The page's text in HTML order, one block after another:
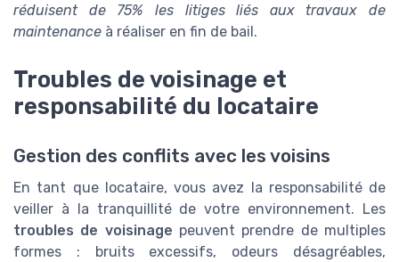
réduisent de 75% les litiges liés aux travaux de
maintenance à réaliser en fin de bail.
Troubles de voisinage et
responsabilité du locataire
Gestion des conflits avec les voisins
En tant que locataire, vous avez la responsabilité de
veiller à la tranquillité de votre environnement. Les
troubles de voisinage peuvent prendre de multiples
formes : bruits excessifs, odeurs désagréables,